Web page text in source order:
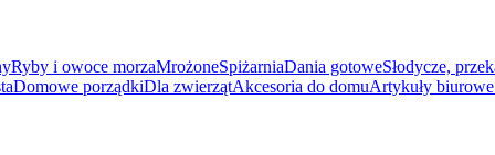
Ryby i owoce morzaMrożoneSpiżarniaDania gotoweSłodycze,
Domowe porządkiDla zwierzątAkcesoria do domuArtykuły